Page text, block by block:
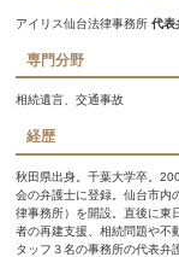
アイリス仙台法律事務所代
専門分野
相続遺言、交通事故
経歴
秋田県出身。千葉大学卒。
会の弁護士に登録。仙台市内
律事務所）を開設。直後に東
者の再建支援、相続問題や不
タッフ３名の事務所の代表弁